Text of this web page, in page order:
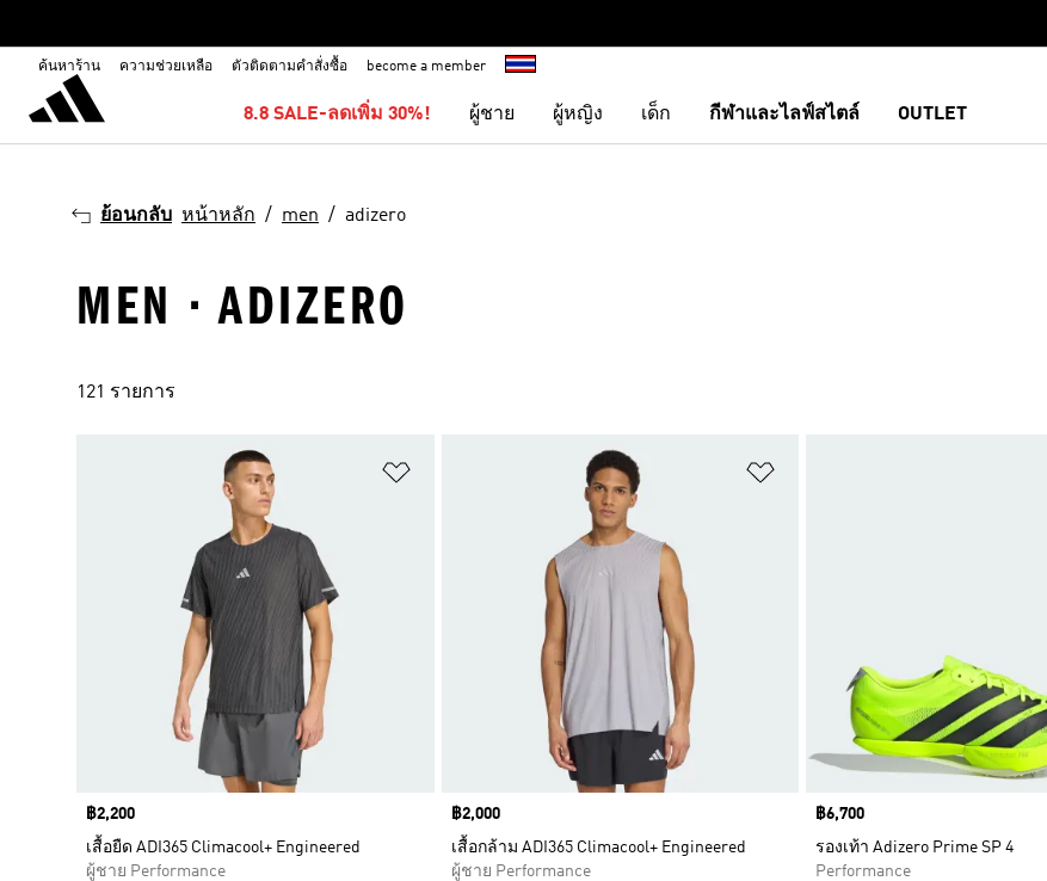
ค้นหาร้าน ความช่วยเหลือ ตัวติดตามคำสั่งซื้อ become a member
8.8 SALE-ลดเพิ่ม 30%! ผู้ชาย ผู้หญิง เด็ก กีฬาและไลฟ์สไตล์ OUTLET
ย้อนกลับ หน้าหลัก men adizero
MEN · ADIZERO
121 รายการ
เพิ่มไปยังรายการสินค้าโปรด
Price
฿2,200
เสื้อยืด ADI365 Climacool+ Engineered
ผู้ชาย Performance
Price
฿2,000
เสื้อกล้าม ADI365 Climacool+ Engineered
ผู้ชาย Performance
Price
฿6,700
รองเท้า Adizero Prime SP 4
Performance